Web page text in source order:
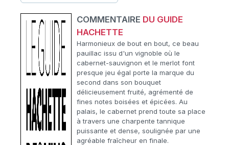
COMMENTAIRE DU GUIDE
HACHETTE
Harmonieux de bout en bout, ce beau
pauillac issu d'un vignoble où le
cabernet-sauvignon et le merlot font
presque jeu égal porte la marque du
second dans son bouquet
délicieusement fruité, agrémenté de
fines notes boisées et épicées. Au
palais, le cabernet prend toute sa place
à travers une charpente tannique
puissante et dense, soulignée par une
agréable fraîcheur en finale.